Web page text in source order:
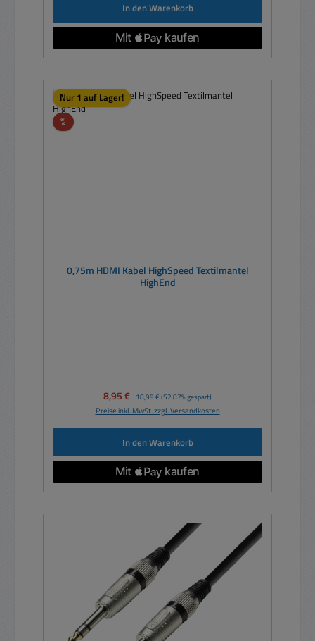
In den Warenkorb
Nur 1 auf Lager!
%Rabatt
0,75m HDMI Kabel HighSpeed Textilmantel
HighEnd
Verkaufspreis:
8,95 € Regulärer Preis:
18,99 € (52.87% gespart)
Preise inkl. MwSt. zzgl. Versandkosten
In den Warenkorb